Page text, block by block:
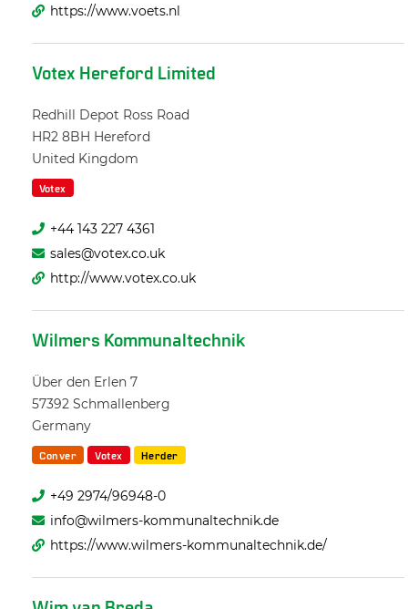
https://www.voets.nl
Votex Hereford Limited
Redhill Depot Ross Road
HR2 8BH Hereford
United Kingdom
Votex
+44 143 227 4361
sales@votex.co.uk
http://www.votex.co.uk
Wilmers Kommunaltechnik
Über den Erlen 7
57392 Schmallenberg
Germany
Conver Votex Herder
+49 2974/96948-0
info@wilmers-kommunaltechnik.de
https://www.wilmers-kommunaltechnik.de/